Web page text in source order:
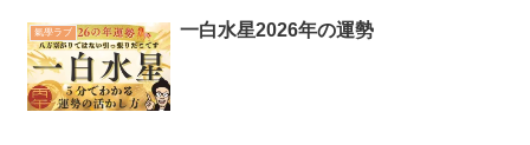
氣學ラブ 一白水星2026年の運勢